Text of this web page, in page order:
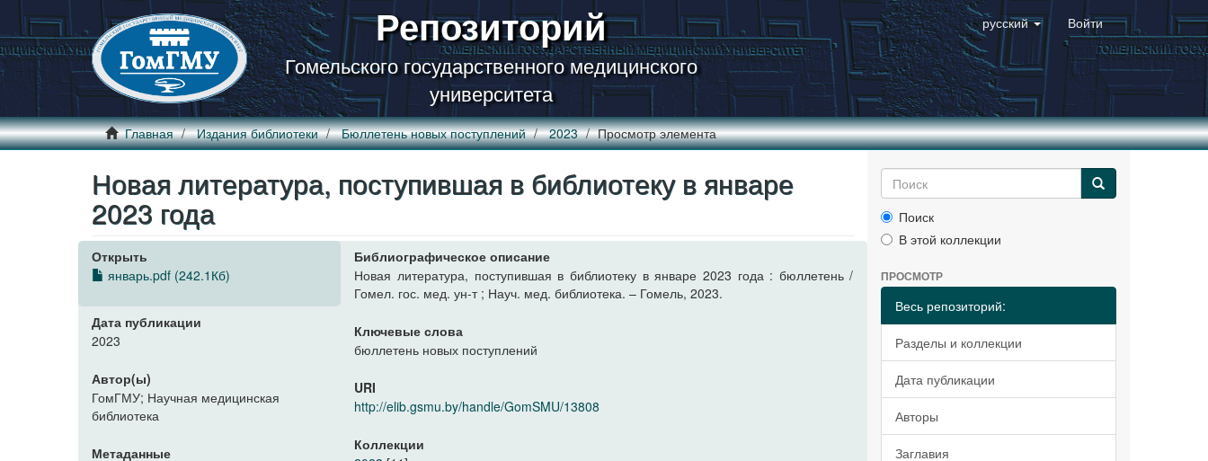
Репозиторий
Гомельского государственного медицинского
университета
русский Войти
Главная Издания библиотеки Бюллетень новых поступлений 2023 Просмотр элемента
Новая литература, поступившая в библиотеку в январе
2023 года
Открыть
январь.pdf (242.1Кб)
Дата публикации
2023
Автор(ы)
ГомГМУ; Научная медицинская
библиотека
Метаданные
Библиографическое описание
Новая литература, поступившая в библиотеку в январе 2023 года : бюллетень /
Гомел. гос. мед. ун-т ; Науч. мед. библиотека. – Гомель, 2023.
Ключевые слова
бюллетень новых поступлений
URI
http://elib.gsmu.by/handle/GomSMU/13808
Коллекции
Поиск
В этой коллекции
ПРОСМОТР
Весь репозиторий:
Разделы и коллекции
Дата публикации
Авторы
Заглавия